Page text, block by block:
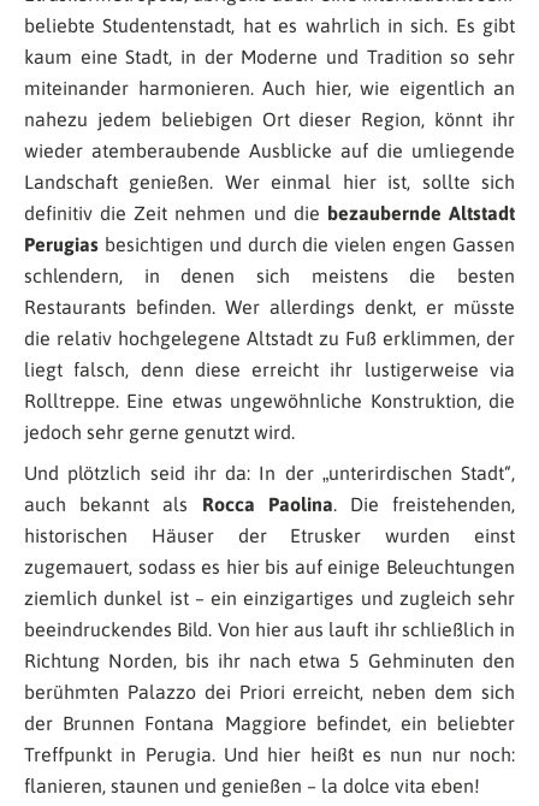
beliebte Studentenstadt, hat es wahrlich in sich. Es gibt
kaum eine Stadt, in der Moderne und Tradition so sehr
miteinander harmonieren. Auch hier, wie eigentlich an
nahezu jedem beliebigen Ort dieser Region, könnt ihr
wieder atemberaubende Ausblicke auf die umliegende
Landschaft genießen. Wer einmal hier ist, sollte sich
definitiv die Zeit nehmen und die bezaubernde Altstadt
Perugias besichtigen und durch die vielen engen Gassen
schlendern, in denen sich meistens die besten
Restaurants befinden. Wer allerdings denkt, er müsste
die relativ hochgelegene Altstadt zu Fuß erklimmen, der
liegt falsch, denn diese erreicht ihr lustigerweise via
Rolltreppe. Eine etwas ungewöhnliche Konstruktion, die
jedoch sehr gerne genutzt wird.
Und plötzlich seid ihr da: In der „unterirdischen Stadt“,
auch bekannt als Rocca Paolina. Die freistehenden,
historischen Häuser der Etrusker wurden einst
zugemauert, sodass es hier bis auf einige Beleuchtungen
ziemlich dunkel ist – ein einzigartiges und zugleich sehr
beeindruckendes Bild. Von hier aus lauft ihr schließlich in
Richtung Norden, bis ihr nach etwa 5 Gehminuten den
berühmten Palazzo dei Priori erreicht, neben dem sich
der Brunnen Fontana Maggiore befindet, ein beliebter
Treffpunkt in Perugia. Und hier heißt es nun nur noch:
flanieren, staunen und genießen – la dolce vita eben!